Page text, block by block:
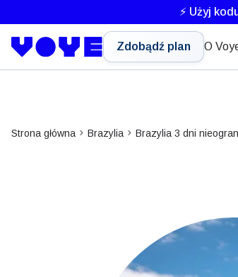
⚡ Użyj
Zdobądź plan O
Strona główna Brazylia Brazylia 3 dni